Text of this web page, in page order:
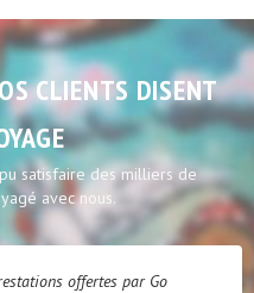
CLIENTS DISENT
satisfaire des milliers de
avec nous.
offertes par Go